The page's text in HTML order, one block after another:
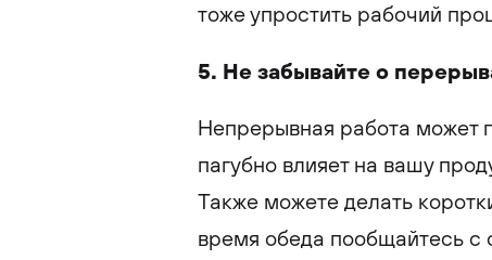
тоже упростить рабочий
5. Не забывайте о
Непрерывная работа может
пагубно влияет на вашу
Также можете делать
время обеда пообщайтесь с